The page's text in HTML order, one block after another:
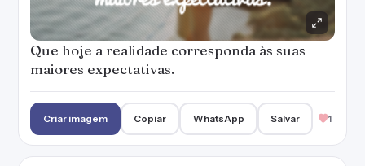
Que hoje a realidade corresponda às suas
maiores expectativas.
Criar imagem Copiar WhatsApp Salvar 1